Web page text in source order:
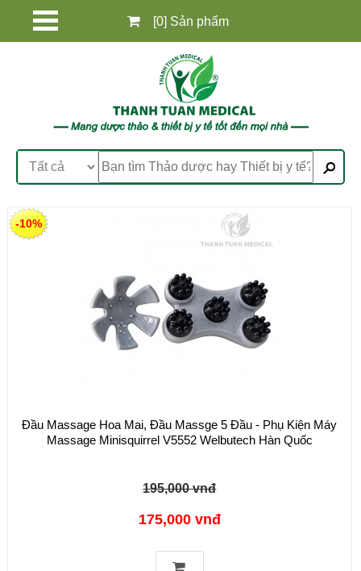
[0] Sản phẩm
Đầu Massage Hoa Mai, Đầu Massge 5 Đầu - Phụ Kiện Máy
Massage Minisquirrel V5552 Welbutech Hàn Quốc
195,000 vnđ
175,000 vnđ
-10%